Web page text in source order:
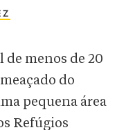
de menos de 20
do
pequena área
Refúgios